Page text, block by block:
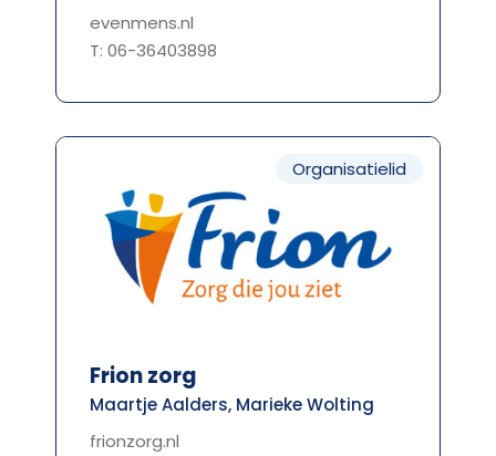
evenmens.nl
T: 06-36403898
Organisatielid
Frion zorg
Maartje Aalders, Marieke Wolting
frionzorg.nl